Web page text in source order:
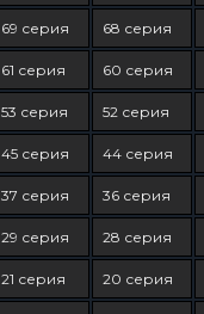
69 серия 68 серия
61 серия 60 серия
53 серия 52 серия
45 серия 44 серия
37 серия 36 серия
29 серия 28 серия
21 серия 20 серия